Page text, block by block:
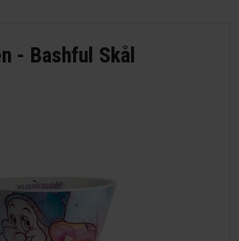
- Bashful Skål